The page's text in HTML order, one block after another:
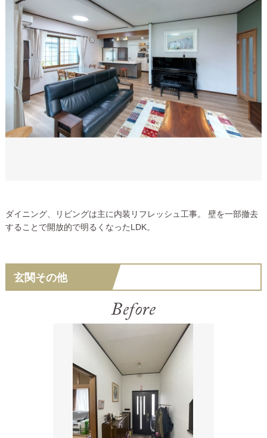
ダイニング、リビングは主に内装リフレッシュ工事。 壁を一部撤去
することで開放的で明るくなったLDK。
玄関その他